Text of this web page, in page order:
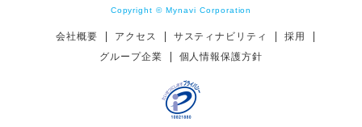
Copyright © Mynavi Corporation
会社概要 アクセス サスティナビリティ
採用
グループ企業
個人情報保護方針